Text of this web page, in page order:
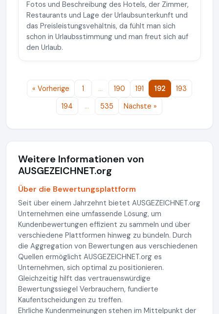
Fotos und Beschreibung des Hotels, der Zimmer,
Restaurants und Lage der Urlaubsunterkunft und
das Preisleistungsvehältnis, da fühlt man sich
schon in Urlaubsstimmung und man freut sich auf
den Urlaub.
« Vorherige 1 … 190 191 192
193
194
… 535 Nächste »
Weitere Informationen von
AUSGEZEICHNET.org
Über die Bewertungsplattform
Seit über einem Jahrzehnt bietet AUSGEZEICHNET.org
Unternehmen eine umfassende Lösung, um
Kundenbewertungen effizient zu sammeln und über
verschiedene Plattformen hinweg zu bündeln. Durch
die Aggregation von Bewertungen aus verschiedenen
Quellen ermöglicht AUSGEZEICHNET.org es
Unternehmen, sich optimal zu positionieren.
Gleichzeitig hilft das vertrauenswürdige
Bewertungssiegel Verbrauchern, fundierte
Kaufentscheidungen zu treffen.
Ehrliche Kundenmeinungen stehen im Mittelpunkt der